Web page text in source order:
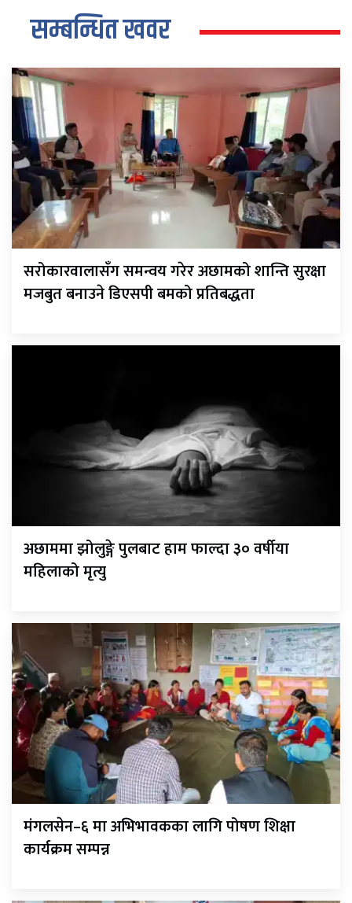
सम्बन्धित खवर
सरोकारवालासँग समन्वय गरेर अछामको शान्ति सुरक्षा
मजबुत बनाउने डिएसपी बमको प्रतिबद्धता
अछाममा झोलुङ्गे पुलबाट हाम फाल्दा ३० वर्षीया
महिलाको मृत्यु
मंगलसेन–६ मा अभिभावकका लागि पोषण शिक्षा
कार्यक्रम सम्पन्न